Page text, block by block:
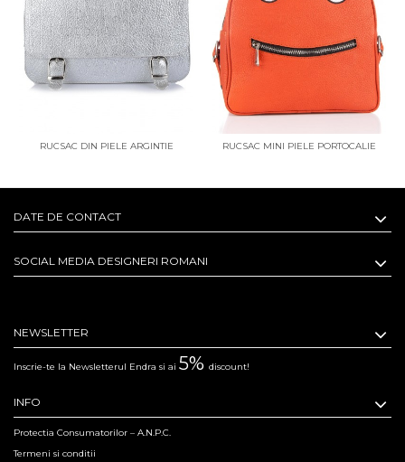
RUCSAC DIN PIELE ARGINTIE
RUCSAC MINI PIELE PORTOCALIE
DATE DE CONTACT
SOCIAL MEDIA DESIGNERI ROMANI
NEWSLETTER
Inscrie-te la Newsletterul Endra si ai 5% discount!
INFO
Protectia Consumatorilor – A.N.P.C.
Termeni si conditii